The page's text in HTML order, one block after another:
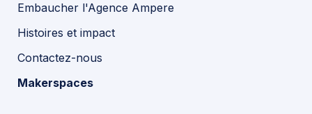
Embaucher l'Agence Ampere
Histoires et impact
Contactez-nous
Makerspaces